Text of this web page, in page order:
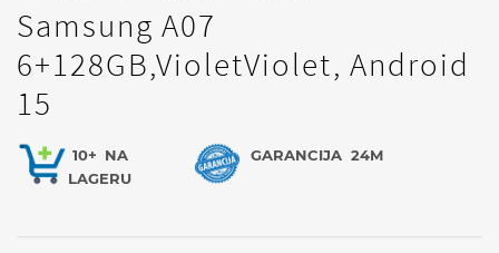
Samsung A07
6+128GB,VioletViolet, Android
15
10+ NA
LAGERU
GARANCIJA 24M